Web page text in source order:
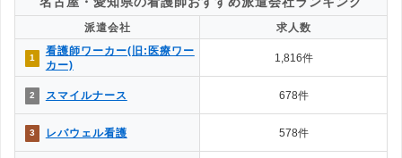
派遣会社 求人数
1
看護師ワーカー(旧:医療ワー
カー)
1,816件
2 スマイルナース 678件
3 レバウェル看護 578件